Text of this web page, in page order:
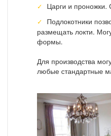
Царги и проножки.
Подлокотники
размещать локти.
формы.
Для производства
любые стандартные